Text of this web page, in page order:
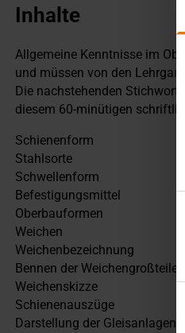
Inhalte
Allgemeine Kenntnisse im
und müssen von den
Die nachstehenden
diesem 60-minütigen
Schienenform
Stahlsorte
Schwellenform
Befestigungsmittel
Oberbauformen
Weichen
Weichenbezeichnung
Bennen der Weichengroßteile
Weichenskizze
Schienenauszüge
Darstellung der Gleisanlagen